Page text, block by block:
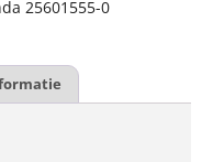
25601555-0